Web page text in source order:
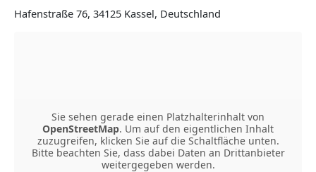
Hafenstraße 76, 34125 Kassel, Deutschland
Sie sehen gerade einen Platzhalterinhalt von
OpenStreetMap. Um auf den eigentlichen Inhalt
zuzugreifen, klicken Sie auf die Schaltfläche unten.
Bitte beachten Sie, dass dabei Daten an Drittanbieter
weitergegeben werden.